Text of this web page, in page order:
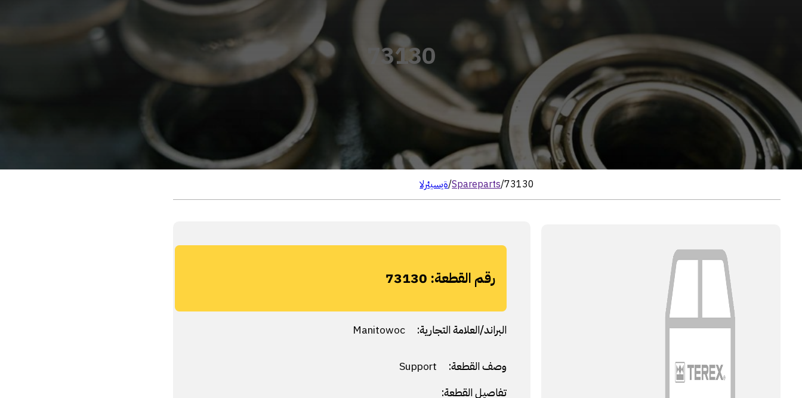
73130
الرئيسية/Spareparts/73130
رقم القطعة: 73130
البراند/العلامة التجارية: Manitowoc
وصف القطعة:
تفاصيل القطعة: